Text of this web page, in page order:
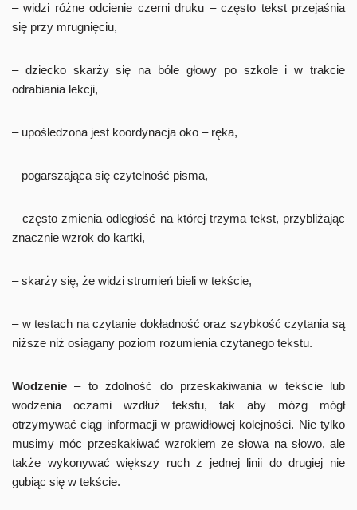
– widzi różne odcienie czerni druku – często tekst przejaśnia
się przy mrugnięciu,
– dziecko skarży się na bóle głowy po szkole i w trakcie
odrabiania lekcji,
– upośledzona jest koordynacja oko – ręka,
– pogarszająca się czytelność pisma,
– często zmienia odległość na której trzyma tekst, przybliżając
znacznie wzrok do kartki,
– skarży się, że widzi strumień bieli w tekście,
– w testach na czytanie dokładność oraz szybkość czytania są
niższe niż osiągany poziom rozumienia czytanego tekstu.
Wodzenie– to zdolność do przeskakiwania w tekście lub
wodzenia oczami wzdłuż tekstu, tak aby mózg mógł
otrzymywać ciąg informacji w prawidłowej kolejności. Nie tylko
musimy móc przeskakiwać wzrokiem ze słowa na słowo, ale
także wykonywać większy ruch z jednej linii do drugiej nie
gubiąc się w tekście.